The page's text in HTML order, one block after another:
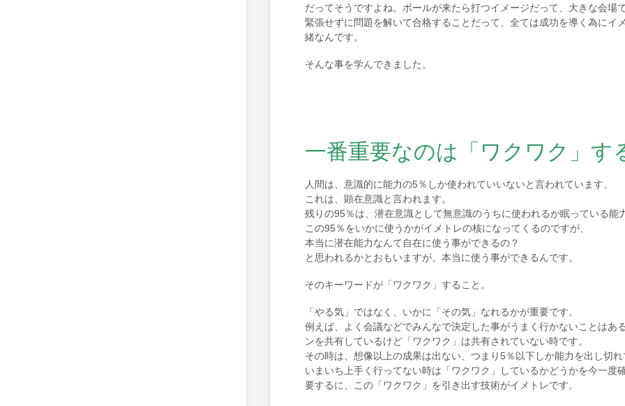
だってそうですよね。ボールが来たら打つイメージだって、大きな会
緊張せずに問題を解いて合格することだって、全ては成功を導く為に
緒なんです。
そんな事を学んできました。
一番重要なのは「ワクワク」す
人間は、意識的に能力の5％しか使われていいないと言われています。
これは、顕在意識と言われます。
残りの95％は、潜在意識として無意識のうちに使われるか眠っている能
この95％をいかに使うかがイメトレの核になってくるのですが、
本当に潜在能力なんて自在に使う事ができるの？
と思われるかとおもいますが、本当に使う事ができるんです。
そのキーワードが「ワクワク」すること。
「やる気」ではなく、いかに「その気」なれるかが重要です。
例えば、よく会議などでみんなで決定した事がうまく行かないことは
ンを共有しているけど「ワクワク」は共有されていない時です。
その時は、想像以上の成果は出ない、つまり5％以下しか能力を出し切
いまいち上手く行ってない時は「ワクワク」しているかどうかを今一度
要するに、この「ワクワク」を引き出す技術がイメトレです。